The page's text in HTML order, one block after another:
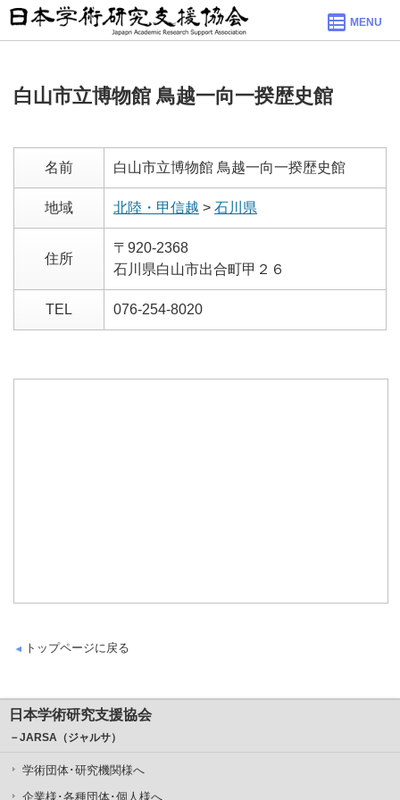
MENU
白山市立博物館 鳥越一向一揆歴史館
名前 白山市立博物館 鳥越一向一揆歴史館
地域 北陸・甲信越 > 石川県
住所
〒920-2368
石川県白山市出合町甲２６
TEL 076-254-8020
トップページに戻る
日本学術研究支援協会
－JARSA（ジャルサ）
学術団体･研究機関様へ
企業様･各種団体･個人様へ